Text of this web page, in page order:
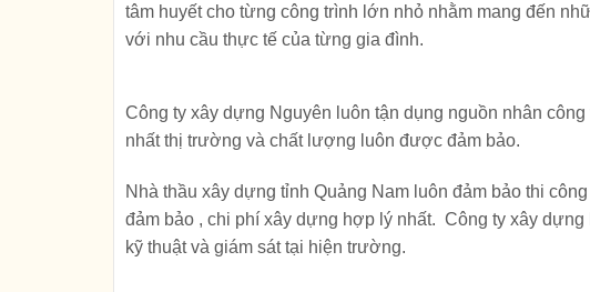
tâm huyết cho từng công trình lớn nhỏ nhằm mang đến
với nhu cầu thực tế của từng gia đình.
Công ty xây dựng Nguyên luôn tận dụng nguồn nhân
nhất thị trường và chất lượng luôn được đảm bảo.
Nhà thầu xây dựng tỉnh Quảng Nam luôn đảm bảo thi
đảm bảo , chi phí xây dựng hợp lý nhất. Công ty xây
kỹ thuật và giám sát tại hiện trường.